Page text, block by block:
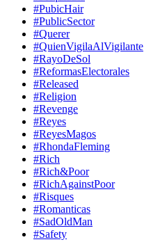
#PubicHair
#PublicSector
#Querer
#QuienVigilaAlVigilante
#RayoDeSol
#ReformasElectorales
#Released
#Religion
#Revenge
#Reyes
#ReyesMagos
#RhondaFleming
#Rich
#Rich&Poor
#RichAgainstPoor
#Risques
#Romanticas
#SadOldMan
#Safety